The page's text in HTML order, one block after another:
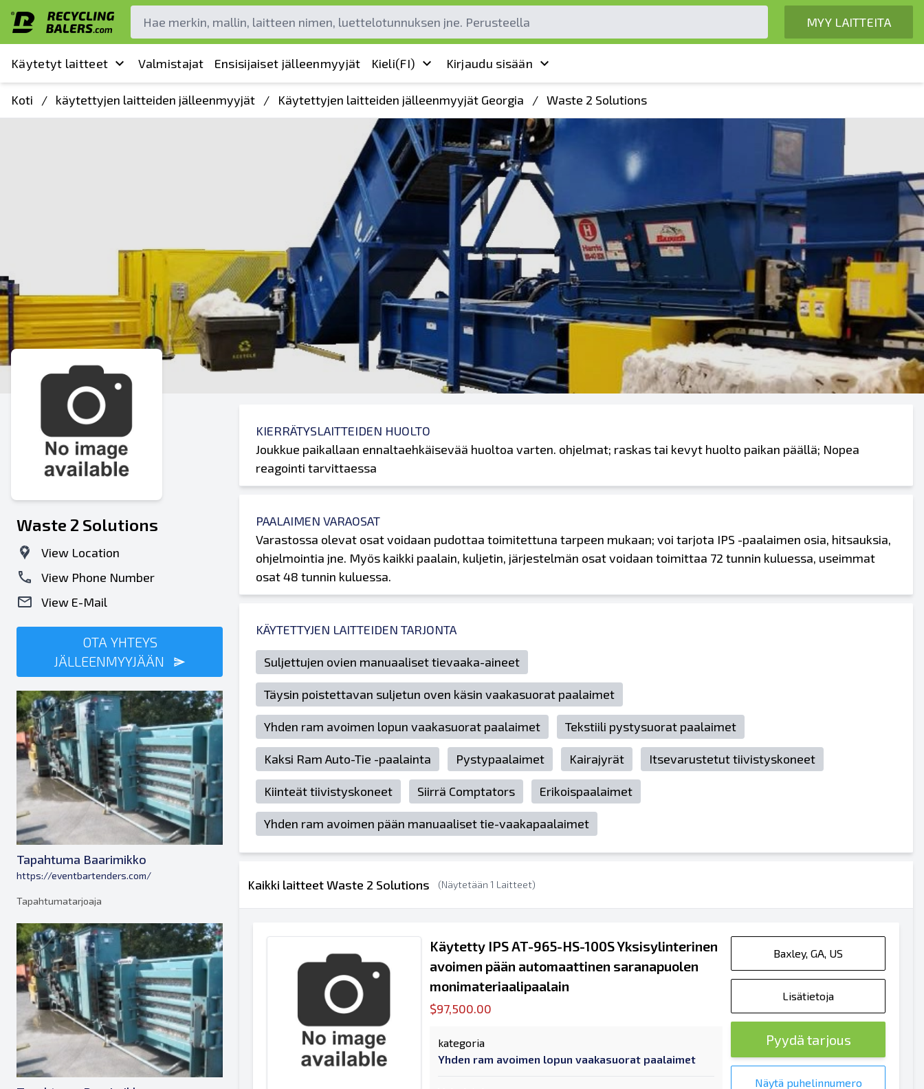
MYY LAITTEITA
Käytetyt laitteet Valmistajat Ensisijaiset jälleenmyyjät Kieli(FI) Kirjaudu sisään
Koti / käytettyjen laitteiden jälleenmyyjät / Käytettyjen laitteiden jälleenmyyjät Georgia / Waste 2 Solutions
Waste 2 Solutions
View Location
View Phone Number
View E-Mail
OTA YHTEYS
JÄLLEENMYYJÄÄN
Tapahtuma Baarimikko
https://eventbartenders.com/
Tapahtumatarjoaja
KIERRÄTYSLAITTEIDEN HUOLTO
Joukkue paikallaan ennaltaehkäisevää huoltoa varten. ohjelmat; raskas tai kevyt huolto paikan päällä; Nopea
reagointi tarvittaessa
PAALAIMEN VARAOSAT
Varastossa olevat osat voidaan pudottaa toimitettuna tarpeen mukaan; voi tarjota IPS -paalaimen osia, hitsauksia,
ohjelmointia jne. Myös kaikki paalain, kuljetin, järjestelmän osat voidaan toimittaa 72 tunnin kuluessa, useimmat
osat 48 tunnin kuluessa.
KÄYTETTYJEN LAITTEIDEN TARJONTA
Suljettujen ovien manuaaliset tievaaka-aineet
Täysin poistettavan suljetun oven käsin vaakasuorat paalaimet
Yhden ram avoimen lopun vaakasuorat paalaimet Tekstiili pystysuorat paalaimet
Kaksi Ram Auto-Tie -paalainta Pystypaalaimet Kairajyrät Itsevarustetut tiivistyskoneet
Kiinteät tiivistyskoneet Siirrä Comptators Erikoispaalaimet
Yhden ram avoimen pään manuaaliset tie-vaakapaalaimet
Kaikki laitteet Waste 2 Solutions (Näytetään 1 Laitteet)
Käytetty IPS AT-965-HS-100S Yksisylinterinen
avoimen pään automaattinen saranapuolen
monimateriaalipaalain
$97,500.00
kategoria
Yhden ram avoimen lopun vaakasuorat paalaimet
Baxley, GA, US
Lisätietoja
Pyydä tarjous
Näytä puhelinnumero